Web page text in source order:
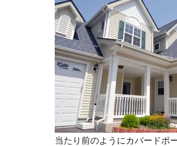
当たり前のようにカバードポ